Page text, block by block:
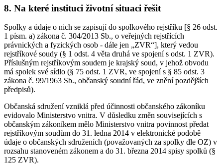
8. Na které instituci životní situaci řešit
Spolky a údaje o nich se zapisují do spolkového rejstříku [§ 26 odst.
1 písm. a) zákona č. 304/2013 Sb., o veřejných rejstřících
právnických a fyzických osob - dále jen „ZVR“], který vedou
rejstříkové soudy (§ 1 odst. 4 věta druhá ve spojení s odst. 1 ZVR).
Příslušným rejstříkovým soudem je krajský soud, v jehož obvodu
má spolek své sídlo (§ 75 odst. 1 ZVR, ve spojení s § 85 odst. 3
zákona č. 99/1963 Sb., občanský soudní řád, ve znění pozdějších
předpisů).
Občanská sdružení vzniklá před účinnosti občanského zákoníku
evidovalo Ministerstvo vnitra. V důsledku změn souvisejících s
občanským zákoníkem mělo Ministerstvo vnitra povinnost předat
rejstříkovým soudům do 31. ledna 2014 v elektronické podobě
údaje o občanských sdruženích (považovaných za spolky dle OZ) v
rozsahu stanoveném zákonem a do 31. března 2014 spisy spolků (§
125 ZVR).